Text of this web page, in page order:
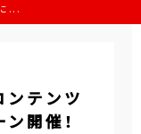
...
ンテンツ
開催！